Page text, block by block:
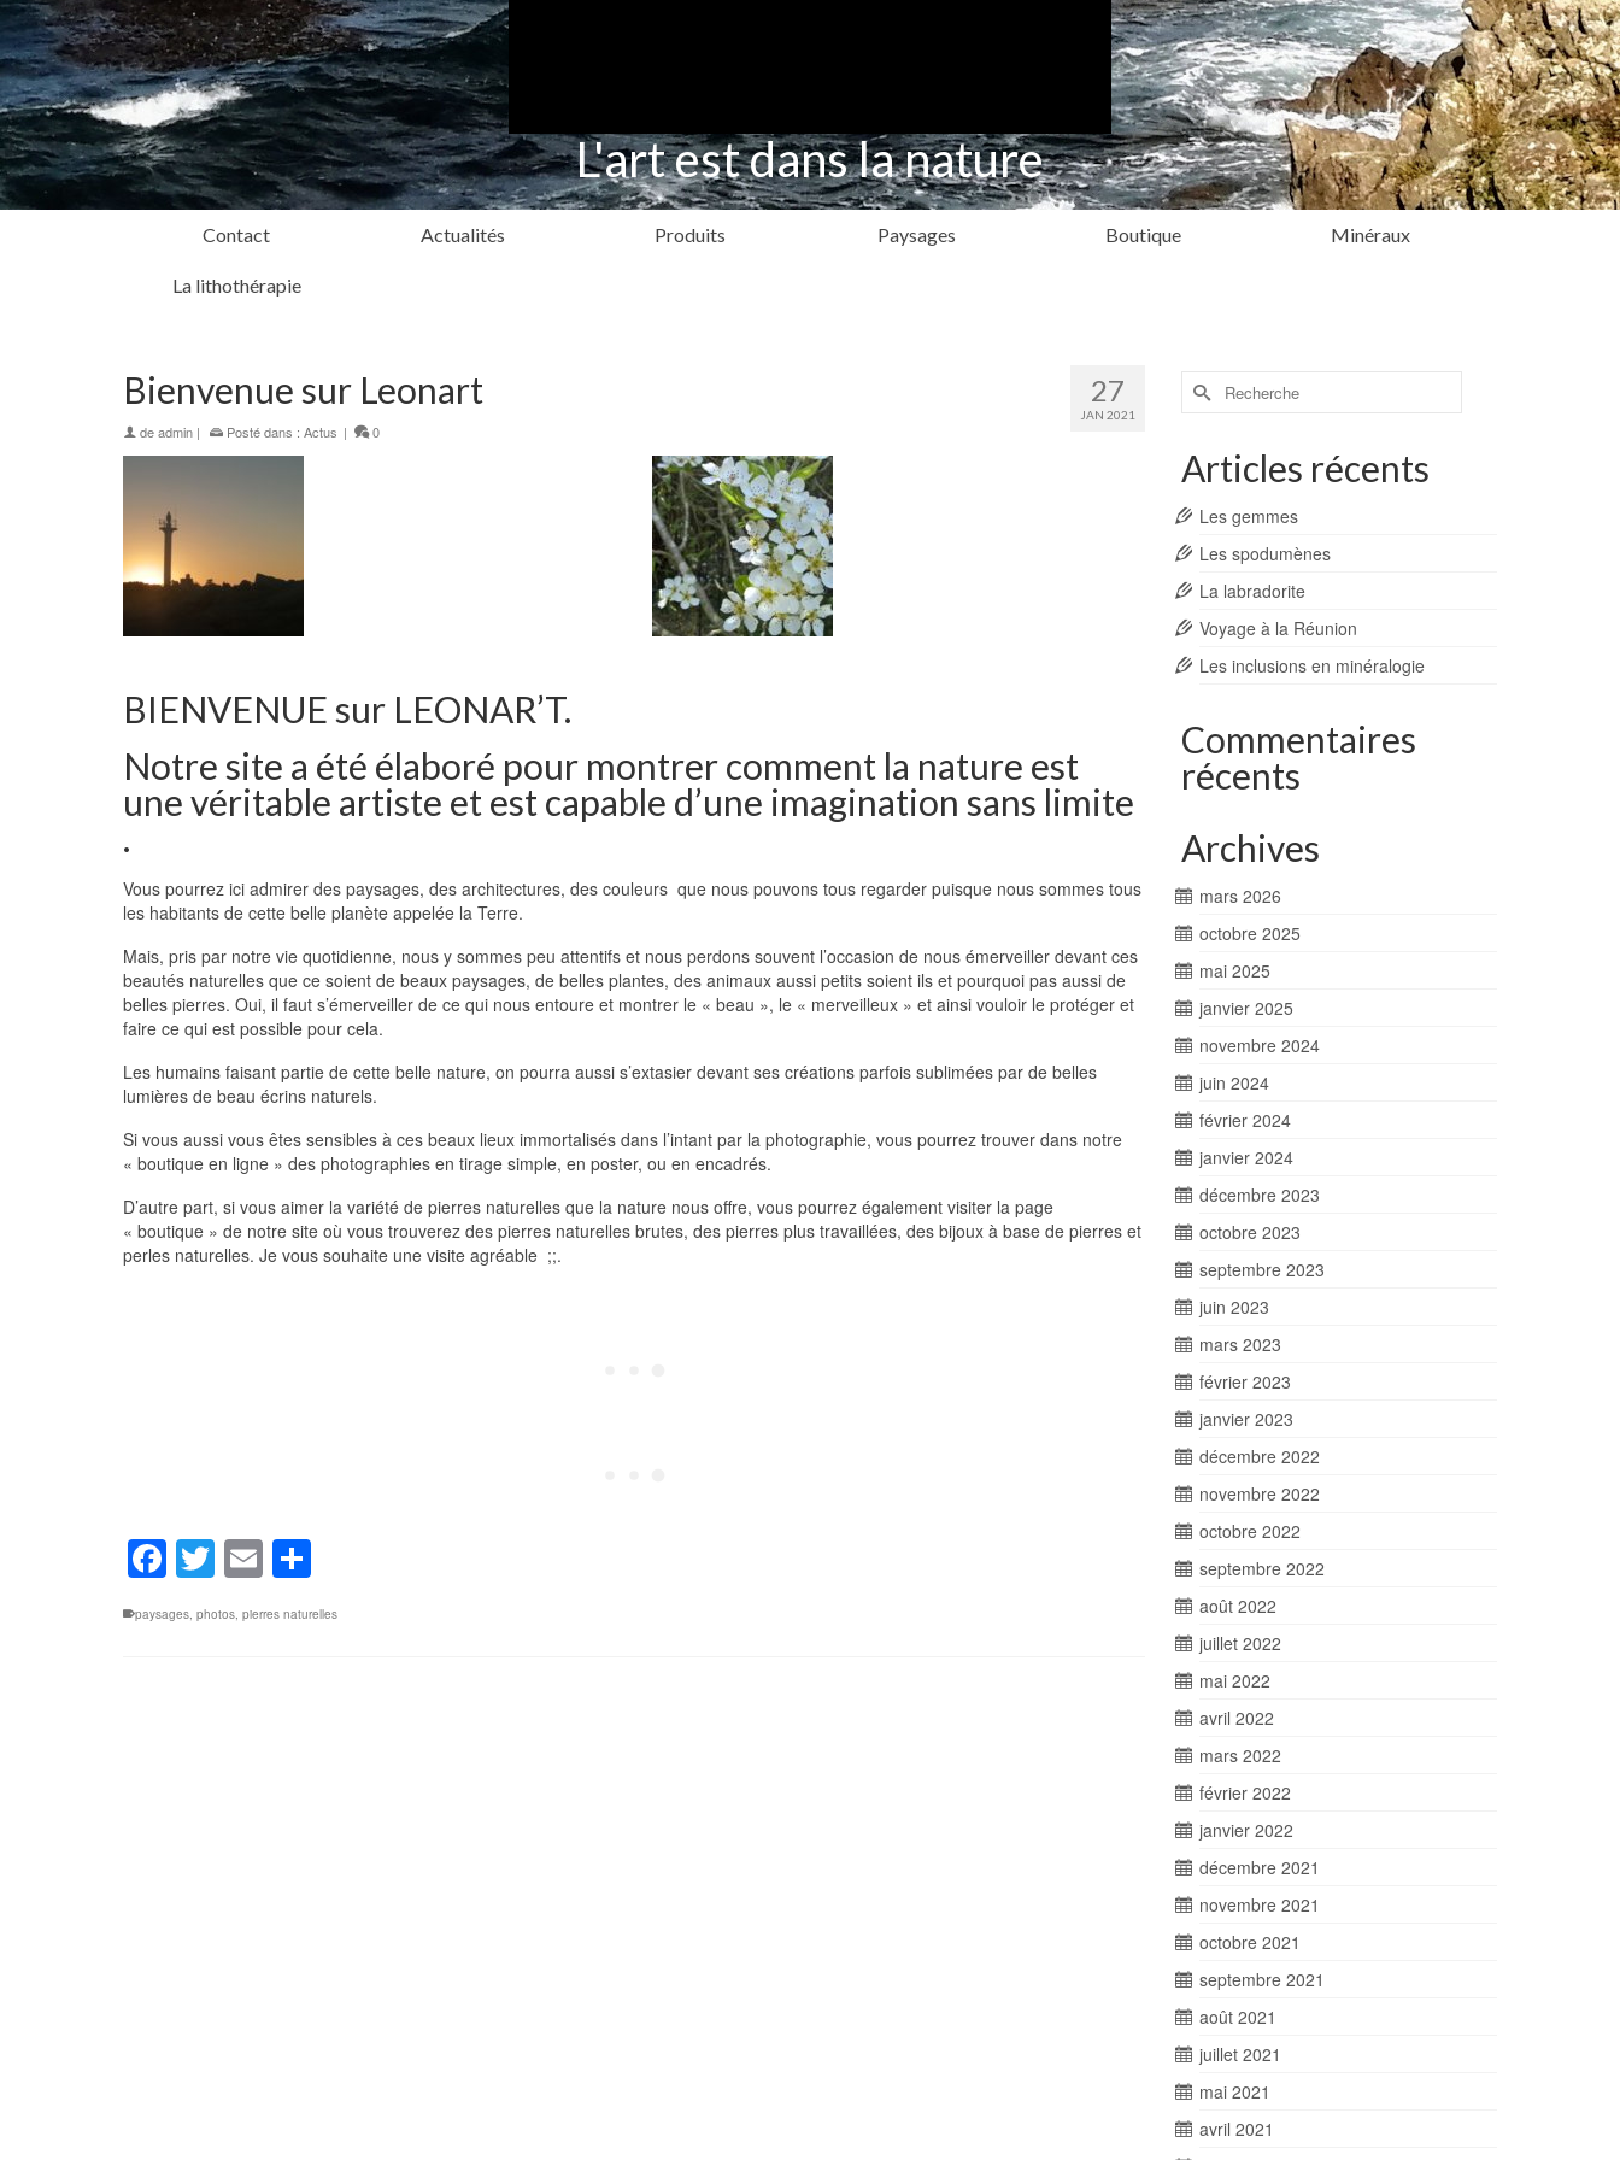
L'art est dans la nature
Contact Actualités Produits Paysages Boutique Minéraux
La lithothérapie
27
JAN 2021
Bienvenue sur Leonart
deadmin | Posté dans : Actus | 0
BIENVENUE sur LEONAR’T.
Notre site a été élaboré pour montrer comment la nature est
une véritable artiste et est capable d’une imagination sans limite
.
Vous pourrez ici admirer des paysages, des architectures, des couleurs que nous pouvons tous regarder puisque nous sommes tous
les habitants de cette belle planète appelée la Terre.
Mais, pris par notre vie quotidienne, nous y sommes peu attentifs et nous perdons souvent l’occasion de nous émerveiller devant ces
beautés naturelles que ce soient de beaux paysages, de belles plantes, des animaux aussi petits soient ils et pourquoi pas aussi de
belles pierres. Oui, il faut s’émerveiller de ce qui nous entoure et montrer le « beau », le « merveilleux » et ainsi vouloir le protéger et
faire ce qui est possible pour cela.
Les humains faisant partie de cette belle nature, on pourra aussi s’extasier devant ses créations parfois sublimées par de belles
lumières de beau écrins naturels.
Si vous aussi vous êtes sensibles à ces beaux lieux immortalisés dans l’intant par la photographie, vous pourrez trouver dans notre
« boutique en ligne » des photographies en tirage simple, en poster, ou en encadrés.
D’autre part, si vous aimer la variété de pierres naturelles que la nature nous offre, vous pourrez également visiter la page
« boutique » de notre site où vous trouverez des pierres naturelles brutes, des pierres plus travaillées, des bijoux à base de pierres et
perles naturelles. Je vous souhaite une visite agréable ;;.
Facebook
Twitter
Email
paysages, photos, pierres naturelles
Rechercher :
Articles récents
Les gemmes
Les spodumènes
La labradorite
Voyage à la Réunion
Les inclusions en minéralogie
Commentaires
récents
Archives
mars 2026
octobre 2025
mai 2025
janvier 2025
novembre 2024
juin 2024
février 2024
janvier 2024
décembre 2023
octobre 2023
septembre 2023
juin 2023
mars 2023
février 2023
janvier 2023
décembre 2022
novembre 2022
octobre 2022
septembre 2022
août 2022
juillet 2022
mai 2022
avril 2022
mars 2022
février 2022
janvier 2022
décembre 2021
novembre 2021
octobre 2021
septembre 2021
août 2021
juillet 2021
mai 2021
avril 2021